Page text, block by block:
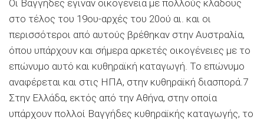
Οι Βαγγήδες έγιναν οικογένεια με πολλούς κλάδους
στο τέλος του 19ου-αρχές του 20ού αι. και οι
περισσότεροι από αυτούς βρέθηκαν στην Αυστραλία,
όπου υπάρχουν και σήμερα αρκετές οικογένειες με το
επώνυμο αυτό και κυθηραϊκή καταγωγή. Το επώνυμο
αναφέρεται και στις ΗΠΑ, στην κυθηραϊκή διασπορά.7
Στην Ελλάδα, εκτός από την Αθήνα, στην οποία
υπάρχουν πολλοί Βαγγήδες κυθηραϊκής καταγωγής, το